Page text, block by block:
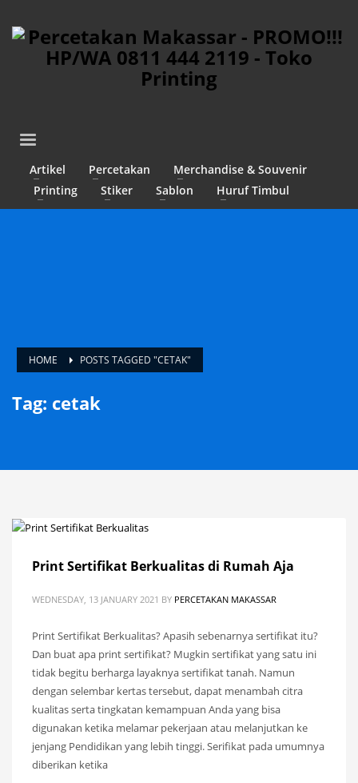
Artikel Percetakan
Merchandise & Souvenir
Printing
Stiker Sablon Huruf Timbul
HOME POSTS TAGGED "CETAK"
Tag: cetak
Print Sertifikat Berkualitas di Rumah Aja
WEDNESDAY, 13 JANUARY 2021 BY PERCETAKAN MAKASSAR
Print Sertifikat Berkualitas? Apasih sebenarnya sertifikat itu?
Dan buat apa print sertifikat? Mugkin sertifikat yang satu ini
tidak begitu berharga layaknya sertifikat tanah. Namun
dengan selembar kertas tersebut, dapat menambah citra
kualitas serta tingkatan kemampuan Anda yang bisa
digunakan ketika melamar pekerjaan atau melanjutkan ke
jenjang Pendidikan yang lebih tinggi. Serifikat pada umumnya
diberikan ketika